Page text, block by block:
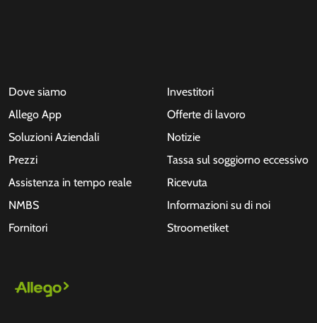
Dove siamo
Allego App
Soluzioni Aziendali
Prezzi
Assistenza in tempo reale
NMBS
Fornitori
Investitori
Offerte di lavoro
Notizie
Tassa sul soggiorno eccessivo
Ricevuta
Informazioni su di noi
Stroometiket